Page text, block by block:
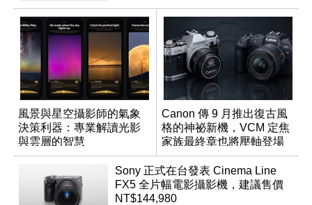
風景與星空攝影師的氣象
決策利器：專業解讀光影
與雲層的智慧
App「Atmos」登場
Canon 傳 9 月推出復古風
格的神祕新機，VCM 定焦
家族最終章也將壓軸登場
Sony 正式在台發表 Cinema Line
FX5 全片幅電影攝影機，建議售價
NT$144,980